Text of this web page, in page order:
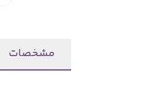
مشخصات